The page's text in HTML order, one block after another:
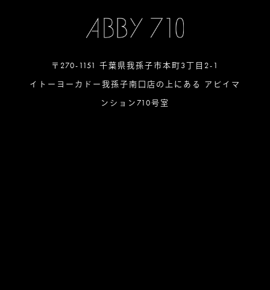
〒270-1151 千葉県我孫子市本町3丁目2-1
イトーヨーカドー我孫子南口店の上にある アビイマ
ンション710号室